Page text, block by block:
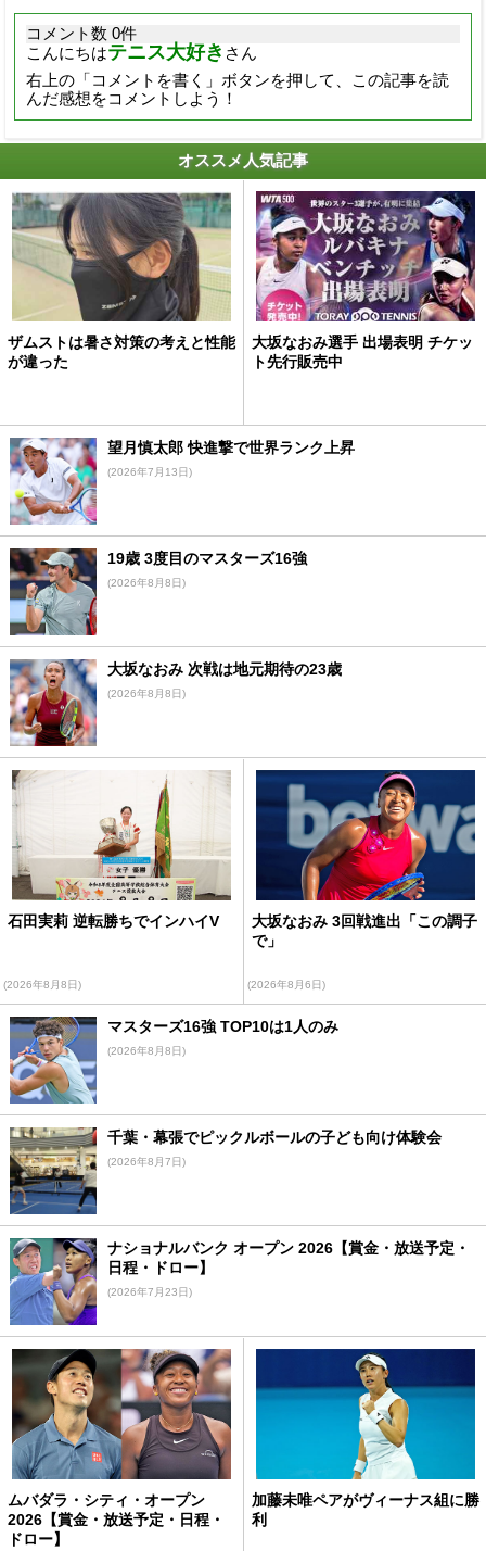
コメント数 0件
こんにちはテニス大好き さん
右上の「コメントを書く」ボタンを押して、この記事を読
んだ感想をコメントしよう！
オススメ人気記事
ザムストは暑さ対策の考えと性能
が違った
大坂なおみ選手 出場表明 チケッ
ト先行販売中
望月慎太郎 快進撃で世界ランク上昇
(2026年7月13日)
19歳 3度目のマスターズ16強
(2026年8月8日)
大坂なおみ 次戦は地元期待の23歳
(2026年8月8日)
石田実莉 逆転勝ちでインハイV
(2026年8月8日)
大坂なおみ 3回戦進出「この調子
で」
(2026年8月6日)
マスターズ16強 TOP10は1人のみ
(2026年8月8日)
千葉・幕張でピックルボールの子ども向け体験会
(2026年8月7日)
ナショナルバンク オープン 2026【賞金・放送予定・
日程・ドロー】
(2026年7月23日)
ムバダラ・シティ・オープン
2026【賞金・放送予定・日程・
ドロー】
加藤未唯ペアがヴィーナス組に勝
利